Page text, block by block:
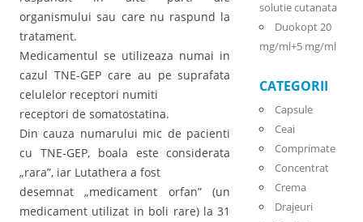
organismului sau care nu raspund la
tratament.
Medicamentul se utilizeaza numai in
cazul TNE-GEP care au pe suprafata
celulelor receptori numiti
receptori de somatostatina.
Din cauza numarului mic de pacienti
cu TNE-GEP, boala este considerata
„rara”, iar Lutathera a fost
desemnat „medicament orfan” (un
medicament utilizat in boli rare) la 31
solutie cutanata
Duokopt 20
mg/ml+5 mg/ml
CATEGORII
Capsule
Ceai
Comprimate
Concentrat
Crema
Drajeuri